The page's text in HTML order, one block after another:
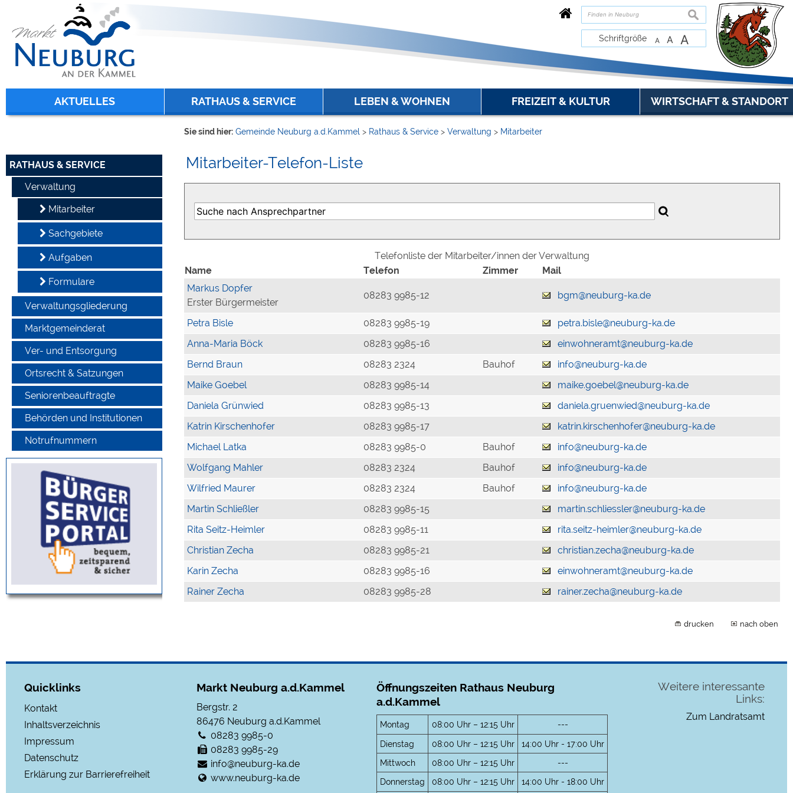
zur Navigation oder zur Startseitespringen.
suchen
Schriftgröße A A A
AKTUELLES RATHAUS & SERVICE LEBEN & WOHNEN FREIZEIT & KULTUR WIRTSCHAFT & STANDORT
RATHAUS & SERVICE
Verwaltung
Mitarbeiter
Sachgebiete
Aufgaben
Formulare
Verwaltungsgliederung
Marktgemeinderat
Ver- und Entsorgung
Ortsrecht & Satzungen
Seniorenbeauftragte
Behörden und Institutionen
Notrufnummern
Sie sind hier: Gemeinde Neuburg a.d.Kammel > Rathaus & Service > Verwaltung > Mitarbeiter
Mitarbeiter-Telefon-Liste
Telefonliste der Mitarbeiter/innen der Verwaltung
Name
Telefon Zimmer
Mail
Markus Dopfer
Erster Bürgermeister
08283 9985-12 bgm@neuburg-ka.de
Petra Bisle 08283 9985-19
petra.bisle@neuburg-ka.de
Anna-Maria Böck
08283 9985-16
einwohneramt@neuburg-ka.de
Bernd Braun
08283 2324 Bauhof
info@neuburg-ka.de
Maike Goebel
08283 9985-14
maike.goebel@neuburg-ka.de
Daniela Grünwied
08283 9985-13
daniela.gruenwied@neuburg-ka.de
Katrin Kirschenhofer
08283 9985-17
katrin.kirschenhofer@neuburg-ka.de
Michael Latka
08283 9985-0 Bauhof
info@neuburg-ka.de
Wolfgang Mahler
08283 2324 Bauhof
info@neuburg-ka.de
Wilfried Maurer
08283 2324 Bauhof
info@neuburg-ka.de
Martin Schließler
08283 9985-15
martin.schliessler@neuburg-ka.de
Rita Seitz-Heimler
08283 9985-11
rita.seitz-heimler@neuburg-ka.de
Christian Zecha
08283 9985-21
christian.zecha@neuburg-ka.de
Karin Zecha
08283 9985-16
einwohneramt@neuburg-ka.de
Rainer Zecha
08283 9985-28 rainer.zecha@neuburg-ka.de
drucken nach oben
Quicklinks
Kontakt
Inhaltsverzeichnis
Impressum
Datenschutz
Erklärung zur Barrierefreiheit
Markt Neuburg a.d.Kammel
Bergstr. 2
86476 Neuburg a.d.Kammel
08283 9985-0
08283 9985-29
info@neuburg-ka.de
www.neuburg-ka.de
Öffnungszeiten Rathaus Neuburg
a.d.Kammel
Montag 08:00 Uhr – 12:15 Uhr
---
Dienstag
08:00 Uhr – 12:15 Uhr
14:00 Uhr - 17:00 Uhr
Mittwoch
08:00 Uhr – 12:15 Uhr
---
Donnerstag
08:00 Uhr – 12:15 Uhr 14:00 Uhr - 18:00 Uhr
Weitere interessante
Links:
Zum Landratsamt